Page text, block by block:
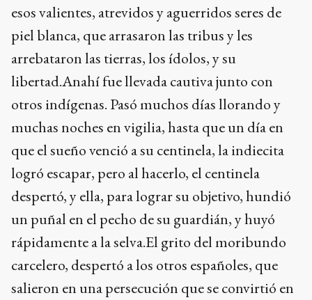
esos valientes, atrevidos y aguerridos seres de
piel blanca, que arrasaron las tribus y les
arrebataron las tierras, los ídolos, y su
libertad.Anahí fue llevada cautiva junto con
otros indígenas. Pasó muchos días llorando y
muchas noches en vigilia, hasta que un día en
que el sueño venció a su centinela, la indiecita
logró escapar, pero al hacerlo, el centinela
despertó, y ella, para lograr su objetivo, hundió
un puñal en el pecho de su guardián, y huyó
rápidamente a la selva.El grito del moribundo
carcelero, despertó a los otros españoles, que
salieron en una persecución que se convirtió en